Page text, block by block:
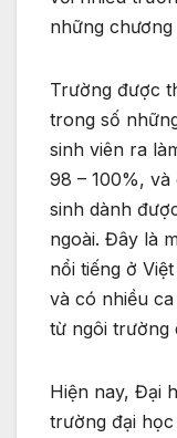
những
Trường được
trong số
sinh viên ra
98 – 100%,
sinh dành
ngoài. Đây là
nổi tiếng ở
và có nhiều
từ ngôi trường
Hiện nay, Đại
trường đại